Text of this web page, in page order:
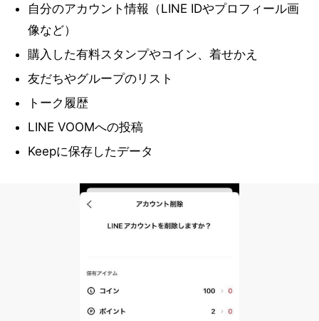
自分のアカウント情報（LINE IDやプロフィール画
像など）
購入した有料スタンプやコイン、着せかえ
友だちやグループのリスト
トーク履歴
LINE VOOMへの投稿
Keepに保存したデータ